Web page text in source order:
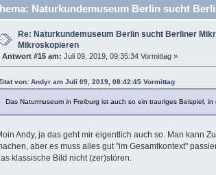
Naturkundemuseum Berlin sucht
Re: Naturkundemuseum Berlin sucht Berliner
Mikroskopieren
Antwort #15 am: Juli 09, 2019, 09:35:34 Vormittag »
von: Andyr am Juli 09, 2019, 08:42:45 Vormittag
Das Naturmuseum in Freiburg ist auch so ein trauriges Beispiel,
Andy, ja das geht mir eigentlich auch so. Man kann
aber es muss alles gut "im Gesamtkontext"
klassische Bild nicht (zer)stören.